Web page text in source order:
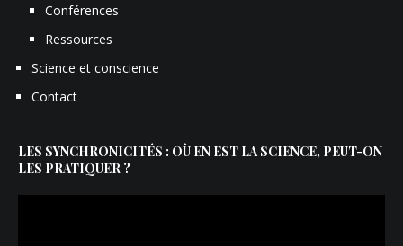
Conférences
Ressources
Science et conscience
Contact
LES SYNCHRONICITÉS : OÙ EN EST LA SCIENCE, PEUT-ON
LES PRATIQUER ?